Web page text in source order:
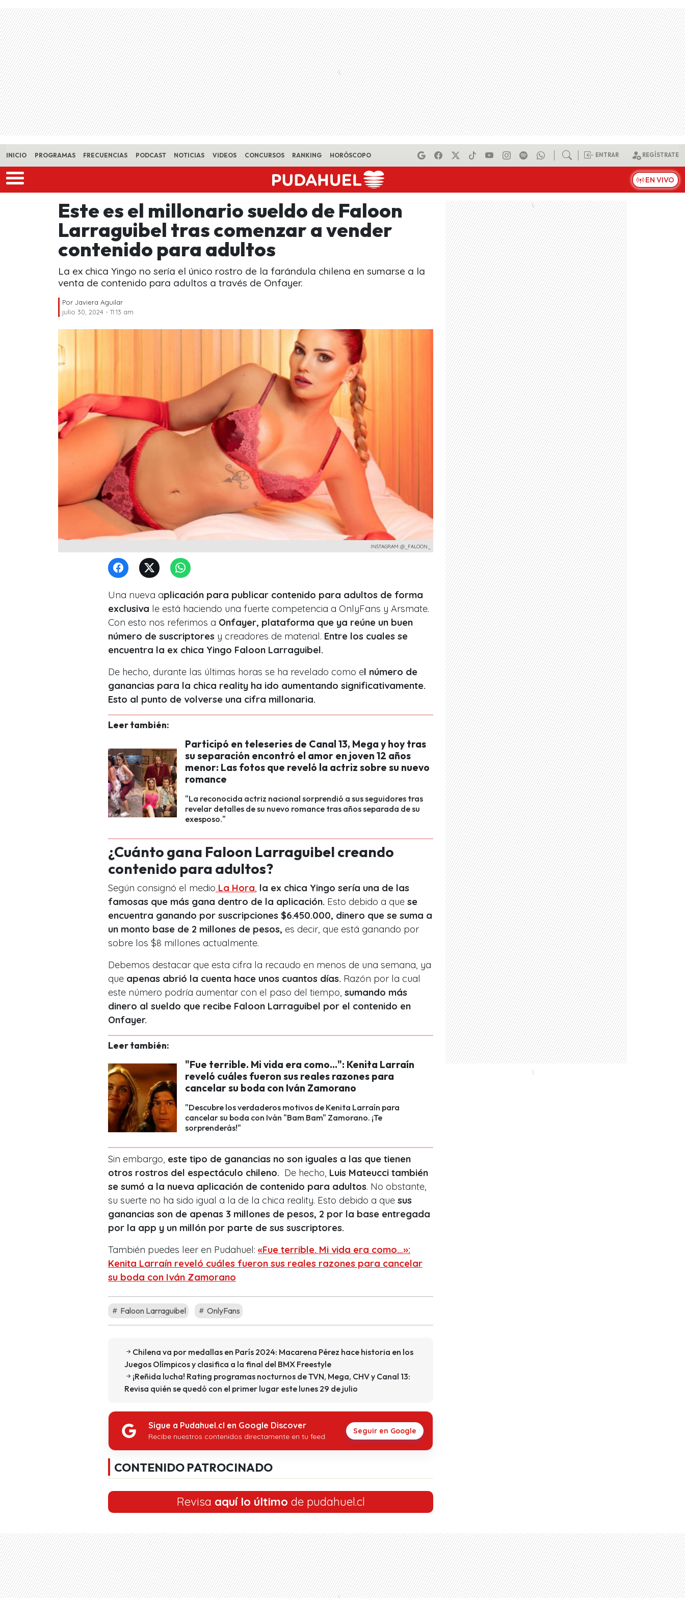
Skip to main content
INICIO PROGRAMAS FRECUENCIAS PODCAST NOTICIAS VIDEOS CONCURSOS RANKING HORÓSCOPO ENTRAR REGÍSTRATE
EN VIVO
Este es el millonario sueldo de Faloon
Larraguibel tras comenzar a vender
contenido para adultos
La ex chica Yingo no sería el único rostro de la farándula chilena en sumarse a la
venta de contenido para adultos a través de Onfayer.
Por Javiera Aguilar
julio 30, 2024 - 11:13 am
INSTAGRAM @_FALOON_
Una nueva aplicación para publicar contenido para adultos de forma
exclusiva le está haciendo una fuerte competencia a OnlyFans y Arsmate.
Con esto nos referimos a Onfayer, plataforma que ya reúne un buen
número de suscriptores y creadores de material. Entre los cuales se
encuentra la ex chica Yingo Faloon Larraguibel.
De hecho, durante las últimas horas se ha revelado como el número de
ganancias para la chica reality ha ido aumentando significativamente.
Esto al punto de volverse una cifra millonaria.
Leer también:
Participó en teleseries de Canal 13, Mega y hoy tras
su separación encontró el amor en joven 12 años
menor: Las fotos que reveló la actriz sobre su nuevo
romance
"La reconocida actriz nacional sorprendió a sus seguidores tras
revelar detalles de su nuevo romance tras años separada de su
exesposo."
¿Cuánto gana Faloon Larraguibel creando
contenido para adultos?
Según consignó el medio La Hora la ex chica Yingo sería una de las
famosas que más gana dentro de la aplicación. Esto debido a que se
encuentra ganando por suscripciones $6.450.000, dinero que se suma a
un monto base de 2 millones de pesos, es decir, que está ganando por
sobre los $8 millones actualmente.
Debemos destacar que esta cifra la recaudo en menos de una semana, ya
que apenas abrió la cuenta hace unos cuantos días. Razón por la cual
este número podría aumentar con el paso del tiempo, sumando más
dinero al sueldo que recibe Faloon Larraguibel por el contenido en
Onfayer.
Leer también:
"Fue terrible. Mi vida era como...": Kenita Larraín
reveló cuáles fueron sus reales razones para
cancelar su boda con Iván Zamorano
"Descubre los verdaderos motivos de Kenita Larraín para
cancelar su boda con Iván "Bam Bam" Zamorano. ¡Te
sorprenderás!"
Sin embargo, este tipo de ganancias no son iguales a las que tienen
otros rostros del espectáculo chileno. De hecho, Luis Mateucci también
se sumó a la nueva aplicación de contenido para adultos. No obstante,
su suerte no ha sido igual a la de la chica reality. Esto debido a que sus
ganancias son de apenas 3 millones de pesos, 2 por la base entregada
por la app y un millón por parte de sus suscriptores.
También puedes leer en Pudahuel: «Fue terrible. Mi vida era como…»:
Kenita Larraín reveló cuáles fueron sus reales razones para cancelar
su boda con Iván Zamorano
Faloon Larraguibel OnlyFans
Chilena va por medallas en París 2024: Macarena Pérez hace historia en los
Juegos Olímpicos y clasifica a la final del BMX Freestyle
¡Reñida lucha! Rating programas nocturnos de TVN, Mega, CHV y Canal 13:
Revisa quién se quedó con el primer lugar este lunes 29 de julio
Sigue a Pudahuel.cl en Google Discover
Recibe nuestros contenidos directamente en tu feed.
Seguir en Google
CONTENIDO PATROCINADO
Revisa aquí lo último de pudahuel.cl